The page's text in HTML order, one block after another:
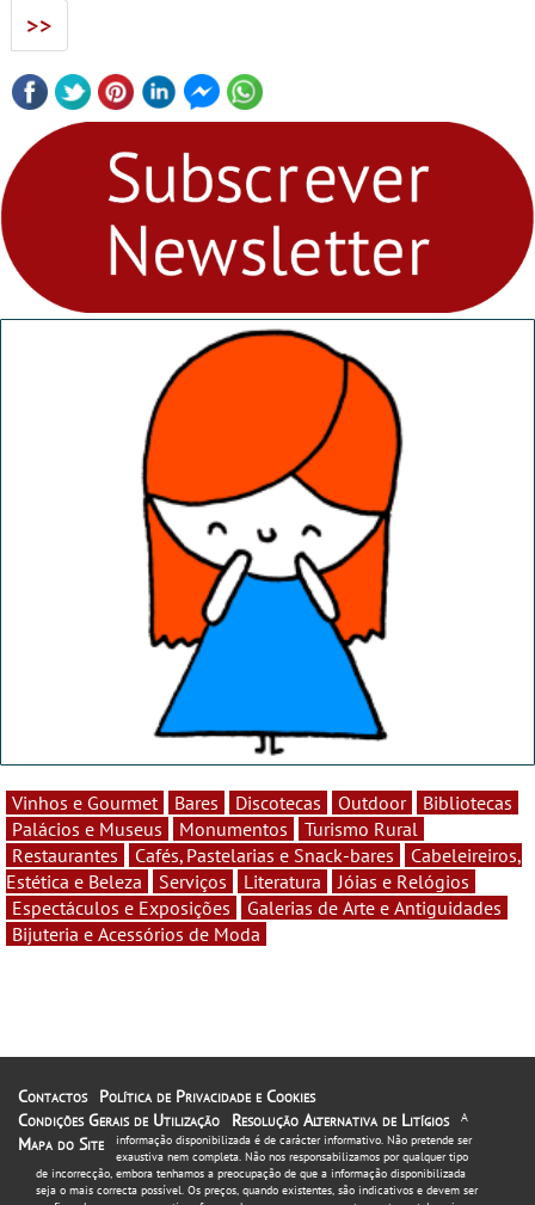
>>
Vinhos e Gourmet Bares Discotecas Outdoor
Bibliotecas
Palácios e Museus
Monumentos
Turismo Rural
Restaurantes
Cafés, Pastelarias e Snack-bares
Cabeleireiros,
Estética e Beleza
Serviços Literatura
Jóias e Relógios
Espectáculos e Exposições
Galerias de Arte e Antiguidades
Bijuteria e Acessórios de Moda
Contactos
Política de Privacidade e Cookies
Condições Gerais de Utilização
Resolução Alternativa de Litígios
Mapa do Site
A
informação disponibilizada é de carácter informativo. Não pretende ser
exaustiva nem completa. Não nos responsabilizamos por qualquer tipo
de incorrecção, embora tenhamos a preocupação de que a informação disponibilizada
seja o mais correcta possível. Os preços, quando existentes, são indicativos e devem ser